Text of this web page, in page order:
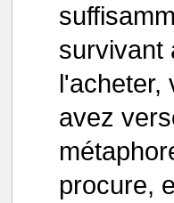
survivant
l'acheter,
avez
procure,